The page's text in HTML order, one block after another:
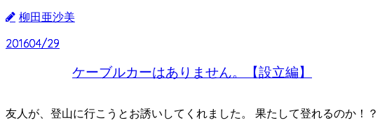
柳田亜沙美
201604/29
201604/29
ケーブルカーはありません。【設立編】
友人が、登山に行こうとお誘いしてくれました。 果たして登れるのか！